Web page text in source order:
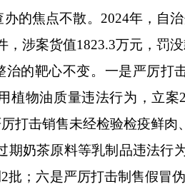
的焦点不散。 2024年， 自
，涉案货值1823.3万元， 罚
治的靶心不变。 一是严厉打
植物油质量违法行为，立案
厉打击销售未经检验检疫鲜
期奶茶原料等乳制品违法行
批； 六是严厉打击制售假冒